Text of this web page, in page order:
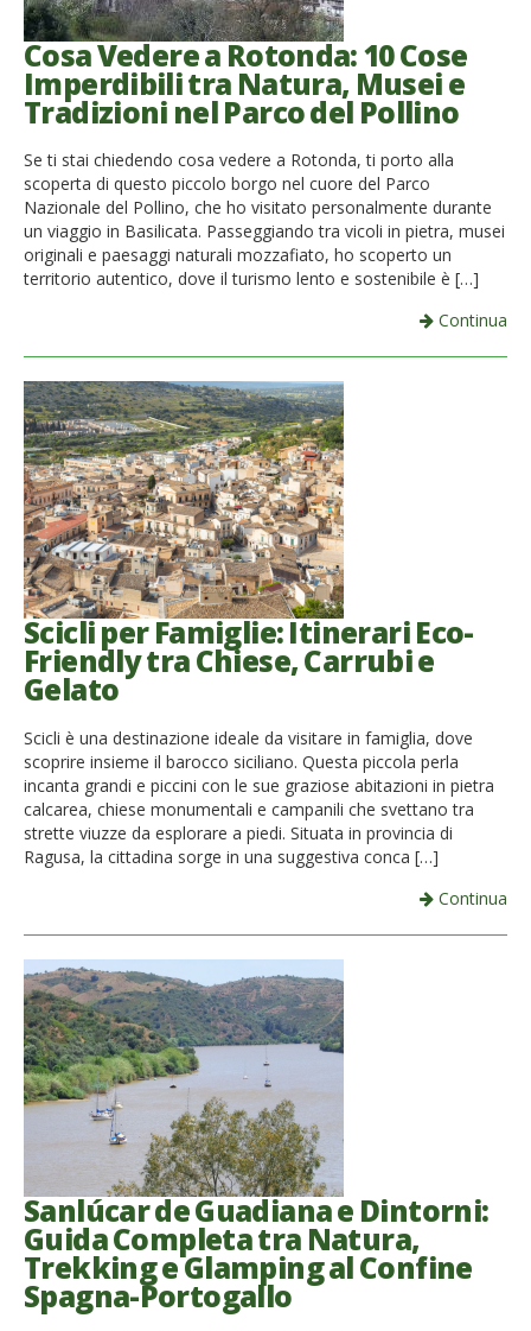
Cosa Vedere a Rotonda: 10 Cose
Imperdibili tra Natura, Musei e
Tradizioni nel Parco del Pollino
Se ti stai chiedendo cosa vedere a Rotonda, ti porto alla
scoperta di questo piccolo borgo nel cuore del Parco
Nazionale del Pollino, che ho visitato personalmente durante
un viaggio in Basilicata. Passeggiando tra vicoli in pietra, musei
originali e paesaggi naturali mozzafiato, ho scoperto un
territorio autentico, dove il turismo lento e sostenibile è […]
Continua
Scicli per Famiglie: Itinerari Eco-
Friendly tra Chiese, Carrubi e
Gelato
Scicli è una destinazione ideale da visitare in famiglia, dove
scoprire insieme il barocco siciliano. Questa piccola perla
incanta grandi e piccini con le sue graziose abitazioni in pietra
calcarea, chiese monumentali e campanili che svettano tra
strette viuzze da esplorare a piedi. Situata in provincia di
Ragusa, la cittadina sorge in una suggestiva conca […]
Continua
Sanlúcar de Guadiana e Dintorni:
Guida Completa tra Natura,
Trekking e Glamping al Confine
Spagna-Portogallo